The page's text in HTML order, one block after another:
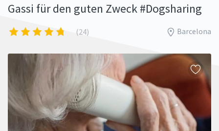
Gassi für den guten Zweck #Dogsharing
(24) Barcelona